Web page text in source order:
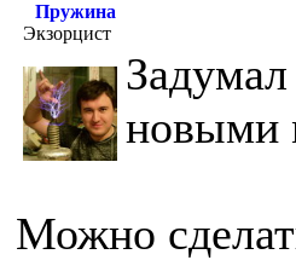
Пружина
Экзорцист
Задумал
новыми
Можно